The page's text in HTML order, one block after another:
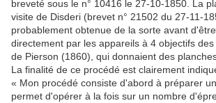
breveté sous le n° 10416 le 27-10-1850. La
visite de Disderi (brevet n° 21502 du 27-11-
probablement obtenue de la sorte avant
directement par les appareils à 4 objectifs
de Pierson (1860), qui donnaient des
La finalité de ce procédé est clairement
« Mon procédé consiste d'abord à préparer
permet d'opérer à la fois sur un nombre